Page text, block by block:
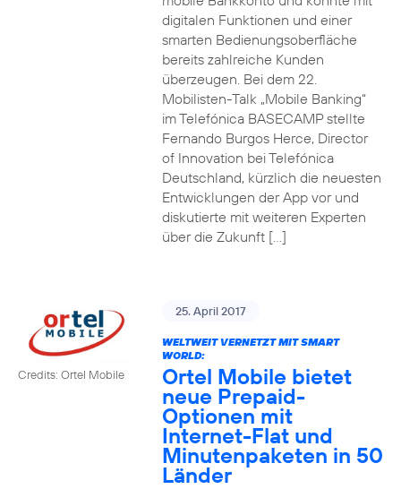
digitalen Funktionen und einer
smarten Bedienungsoberfläche
bereits zahlreiche Kunden
überzeugen. Bei dem 22.
Mobilisten-Talk „Mobile Banking“
im Telefónica BASECAMP stellte
Fernando Burgos Herce, Director
of Innovation bei Telefónica
Deutschland, kürzlich die neuesten
Entwicklungen der App vor und
diskutierte mit weiteren Experten
über die Zukunft […]
Credits: Ortel Mobile
25. April 2017
WELTWEIT VERNETZT MIT SMART
WORLD:
Ortel Mobile bietet
neue Prepaid-
Optionen mit
Internet-Flat und
Minutenpaketen in 50
Länder